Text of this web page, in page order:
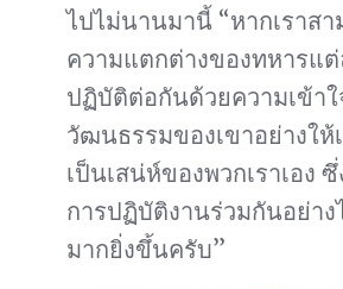
ไปไม่นานมานี้ “หากเราสา
ความแตกต่างของทหารแ
ปฏิบัติต่อกันด้วยความเข้า
วัฒนธรรมของเขาอย่างให้
เป็นเสน่ห์ของพวกเราเอง
การปฏิบัติงานร่วมกันอย่าง
มากยิ่งขึ้นครับ”